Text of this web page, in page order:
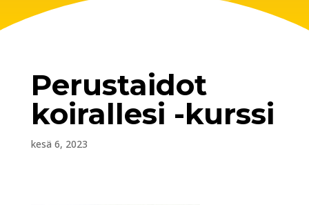
Perustaidot
koirallesi -kurssi
kesä 6, 2023